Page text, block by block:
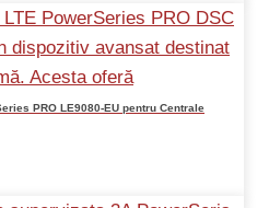
PRO LE9080-EU pentru Centrale